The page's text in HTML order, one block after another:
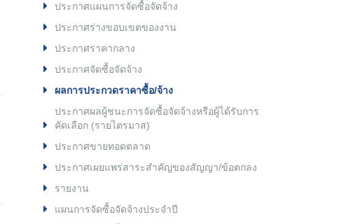
ประกาศแผนการจัดซื้อจัดจ้าง
ประกาศร่างขอบเขตของงาน
ประกาศราคากลาง
ประกาศจัดซื้อจัดจ้าง
ผลการประกวดราคาซื้อ/จ้าง
ประกาศผลผู้ชนะการจัดซื้อจัดจ้างหรือผู้ได้รับการ
คัดเลือก (รายไตรมาส)
ประกาศขายทอดตลาด
ประกาศเผยแพร่สาระสำคัญของสัญญา/ข้อตกลง
รายงาน
แผนการจัดซื้อจัดจ้างประจำปี